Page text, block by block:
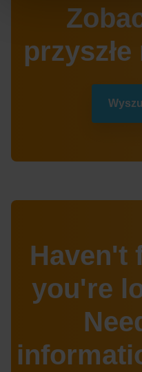
Haven't
you're